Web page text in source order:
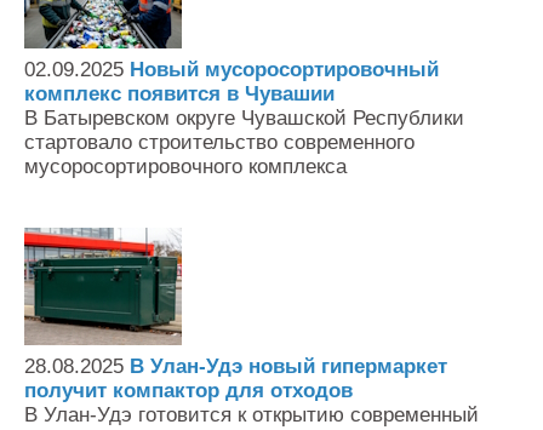
02.09.2025 Новый мусоросортировочный
комплекс появится в Чувашии
В Батыревском округе Чувашской Республики
стартовало строительство современного
мусоросортировочного комплекса
28.08.2025 В Улан-Удэ новый гипермаркет
получит компактор для отходов
В Улан-Удэ готовится к открытию современный